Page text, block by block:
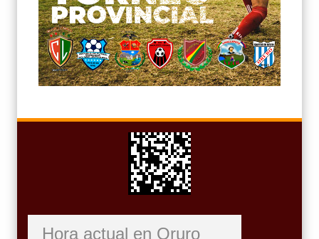
Hora actual en Oruro